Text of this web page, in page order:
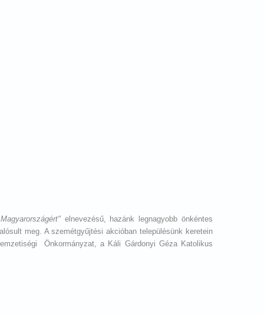
elnevezésű, hazánk legnagyobb önkéntes
meg. A szemétgyűjtési akcióban településünk keretein
Önkormányzat, a Káli Gárdonyi Géza Katolikus